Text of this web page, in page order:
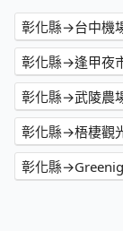
彰化縣→台中機
彰化縣→逢甲夜
彰化縣→武陵農
彰化縣→梧棲觀
彰化縣